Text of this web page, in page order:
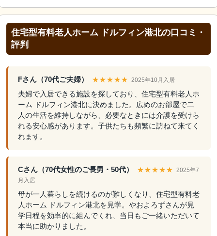
住宅型有料老人ホーム ドルフィン港北の口コミ・
評判
Fさん（70代ご夫婦） ★★★★★ 2025年10月入居
夫婦で入居できる施設を探しており、住宅型有料老人ホ
ーム ドルフィン港北に決めました。広めのお部屋で二
人の生活を維持しながら、必要なときには介護を受けら
れる安心感があります。子供たちも頻繁に訪ねて来てく
れます。
Cさん（70代女性のご長男・50代） ★★★★★ 2025年7
月入居
母が一人暮らしを続けるのが難しくなり、住宅型有料老
人ホーム ドルフィン港北を見学。やおよろずさんが見
学日程を効率的に組んでくれ、当日もご一緒いただいて
本当に助かりました。